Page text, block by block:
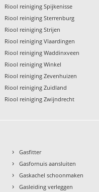
Riool reiniging Spijkenisse
Riool reiniging Sterrenburg
Riool reiniging Strijen
Riool reiniging Vlaardingen
Riool reiniging Waddinxveen
Riool reiniging Winkel
Riool reiniging Zevenhuizen
Riool reiniging Zuidland
Riool reiniging Zwijndrecht
› Gasfitter
› Gasfornuis aansluiten
› Gaskachel schoonmaken
› Gasleiding verleggen